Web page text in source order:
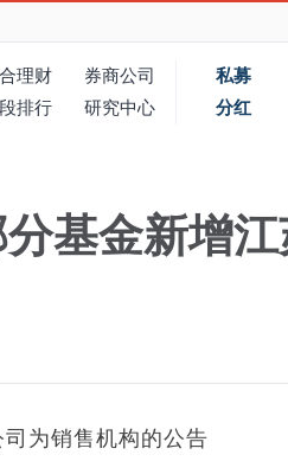
理财
券商公司
排行 研究中心
私募
分红
基金新增
为销售机构的公告